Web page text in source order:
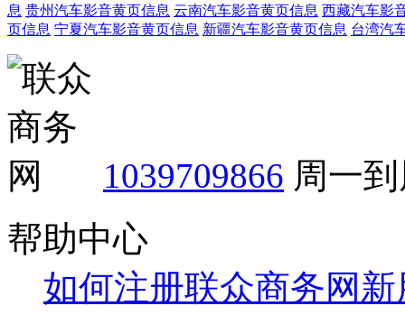
息 贵州汽车影音黄页信息 云南汽车影音黄页信息 西藏汽车影
页信息 宁夏汽车影音黄页信息 新疆汽车影音黄页信息 台湾汽
1039709866 周一
帮助中心
如何注册联众商务网